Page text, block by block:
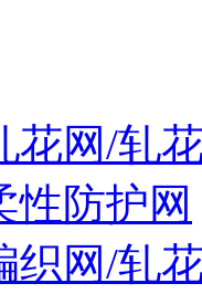
花网/轧
性防护网
织网/轧